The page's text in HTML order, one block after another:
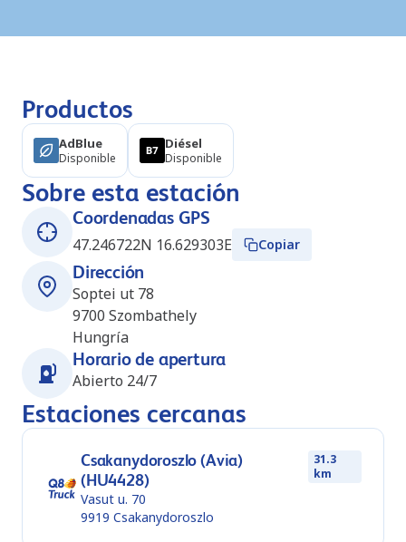
Productos
AdBlue
Disponible
Diésel
Disponible
Sobre esta estación
Coordenadas GPS
47.246722N 16.629303E
Copiar
Dirección
Soptei ut 78
9700 Szombathely
Hungría
Horario de apertura
Abierto 24/7
Estaciones cercanas
Csakanydoroszlo (Avia)
(HU4428)
31.3
km
Vasut u. 70
9919 Csakanydoroszlo